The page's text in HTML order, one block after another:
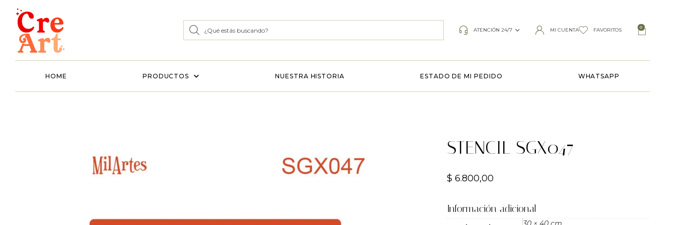
ATENCIÓN 24/7 MI CUENTA FAVORITOS 0
HOME PRODUCTOS NUESTRA HISTORIA ESTADO DE MI PEDIDO WHATSAPP
STENCIL SGX047
$ 6.800,00
Información adicional